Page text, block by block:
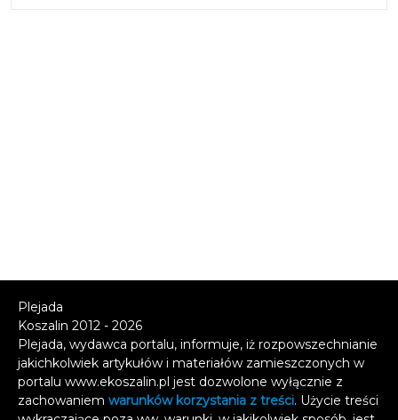
Plejada
Koszalin 2012 - 2026
Plejada, wydawca portalu, informuje, iż rozpowszechnianie
jakichkolwiek artykułów i materiałów zamieszczonych w
portalu www.ekoszalin.pl jest dozwolone wyłącznie z
zachowaniem warunków korzystania z treści. Użycie treści